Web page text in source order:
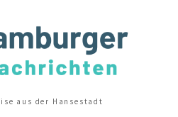
aus der Hansestadt